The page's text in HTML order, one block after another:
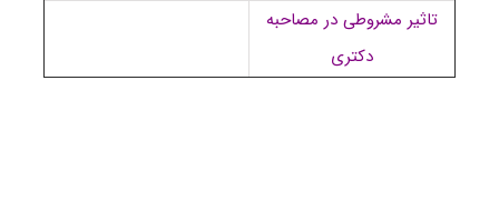
تاثیر مشروطی در مصاحبه
دکتری